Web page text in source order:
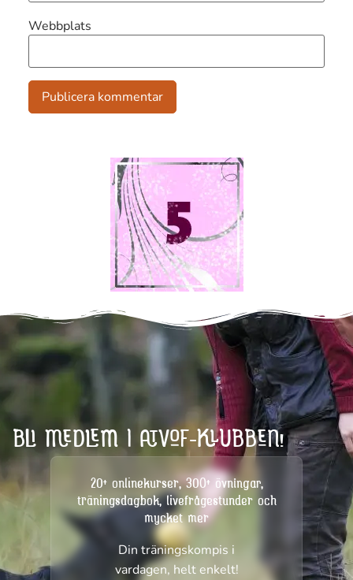
Webbplats
BLI MEDLEM I ATVOF-KLUBBEN!
20+ onlinekurser, 300+ övningar,
träningsdagbok, livefrågestunder och
mycket mer
Din träningskompis i
vardagen, helt enkelt!